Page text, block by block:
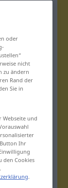
oder
nicht
zu ändern
Rand der
Sie in
und
Ihr
den Cookies
.